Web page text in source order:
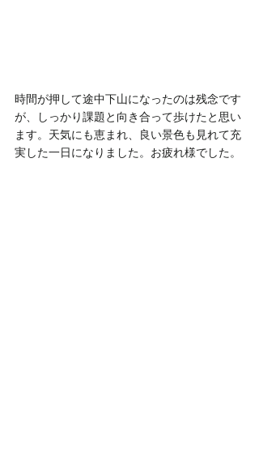
時間が押して途中下山になったのは残念です
が、しっかり課題と向き合って歩けたと思い
ます。天気にも恵まれ、良い景色も見れて充
実した一日になりました。お疲れ様でした。